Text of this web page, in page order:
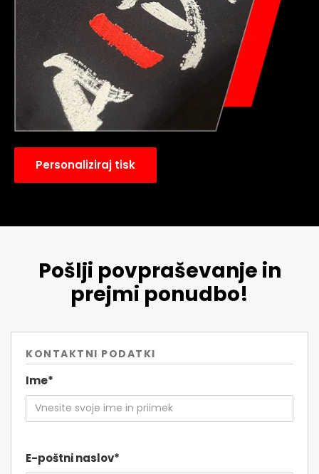
Personaliziraj tisk
Pošlji povpraševanje in
prejmi ponudbo!
KONTAKTNI PODATKI
Ime*
E-poštni naslov*